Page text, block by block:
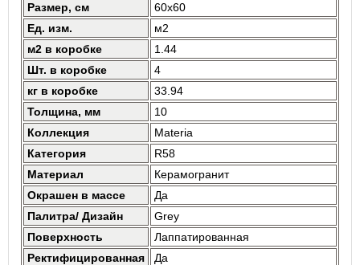
Размер, см
60x60
Ед. изм.
м2
м2 в коробке
1.44
Шт. в коробке
4
кг в коробке
33.94
Толщина, мм
10
Коллекция
Materia
Категория
R58
Материал
Керамогранит
Окрашен в массе
Да
Палитра/ Дизайн
Grey
Поверхность
Лаппатированная
Ректифицированная
Да